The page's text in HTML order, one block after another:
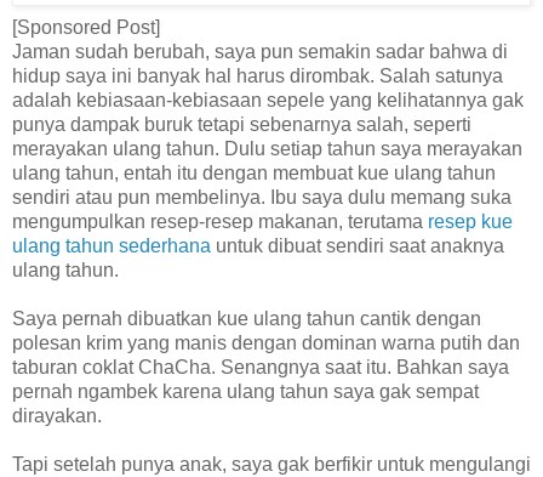
[Sponsored Post]
Jaman sudah berubah, saya pun semakin sadar bahwa di
hidup saya ini banyak hal harus dirombak. Salah satunya
adalah kebiasaan-kebiasaan sepele yang kelihatannya gak
punya dampak buruk tetapi sebenarnya salah, seperti
merayakan ulang tahun. Dulu setiap tahun saya merayakan
ulang tahun, entah itu dengan membuat kue ulang tahun
sendiri atau pun membelinya. Ibu saya dulu memang suka
mengumpulkan resep-resep makanan, terutama resep kue
ulang tahun sederhana untuk dibuat sendiri saat anaknya
ulang tahun.
Saya pernah dibuatkan kue ulang tahun cantik dengan
polesan krim yang manis dengan dominan warna putih dan
taburan coklat ChaCha. Senangnya saat itu. Bahkan saya
pernah ngambek karena ulang tahun saya gak sempat
dirayakan.
Tapi setelah punya anak, saya gak berfikir untuk mengulangi